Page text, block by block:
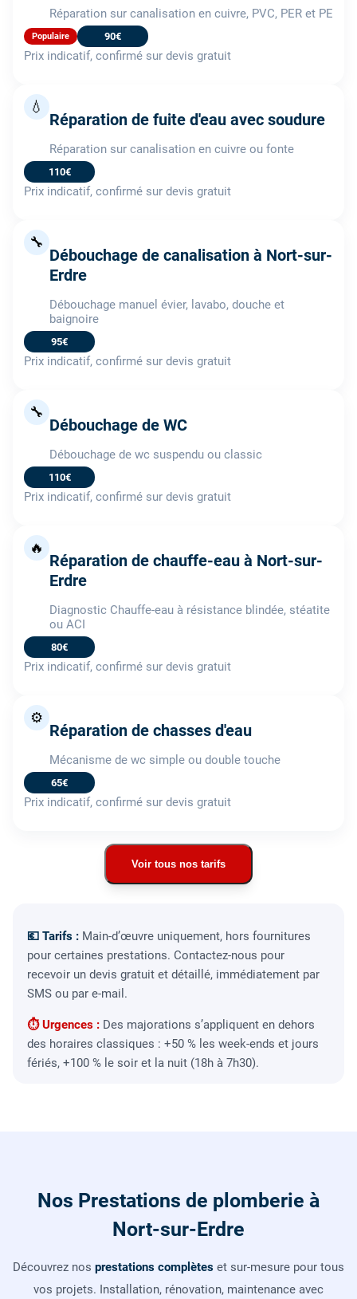
Réparation sur canalisation en cuivre, PVC, PER et PE
Populaire 90€
Prix indicatif, confirmé sur devis gratuit
💧
Réparation de fuite d'eau avec soudure
Réparation sur canalisation en cuivre ou fonte
110€
Prix indicatif, confirmé sur devis gratuit
🔧
Débouchage de canalisation à Nort-sur-
Erdre
Débouchage manuel évier, lavabo, douche et
baignoire
95€
Prix indicatif, confirmé sur devis gratuit
🔧
Débouchage de WC
Débouchage de wc suspendu ou classic
110€
Prix indicatif, confirmé sur devis gratuit
🔥
Réparation de chauffe-eau à Nort-sur-
Erdre
Diagnostic Chauffe-eau à résistance blindée, stéatite
ou ACI
80€
Prix indicatif, confirmé sur devis gratuit
⚙️
Réparation de chasses d'eau
Mécanisme de wc simple ou double touche
65€
Prix indicatif, confirmé sur devis gratuit
Voir tous nos tarifs
💶 Tarifs : Main-d’œuvre uniquement, hors fournitures
pour certaines prestations. Contactez-nous pour
recevoir un devis gratuit et détaillé, immédiatement par
SMS ou par e-mail.
⏱ Urgences : Des majorations s’appliquent en dehors
des horaires classiques : +50 % les week-ends et jours
fériés, +100 % le soir et la nuit (18h à 7h30).
Nos Prestations de plomberie à
Nort-sur-Erdre
Découvrez nos prestations complètes et sur-mesure pour tous
vos projets. Installation, rénovation, maintenance avec